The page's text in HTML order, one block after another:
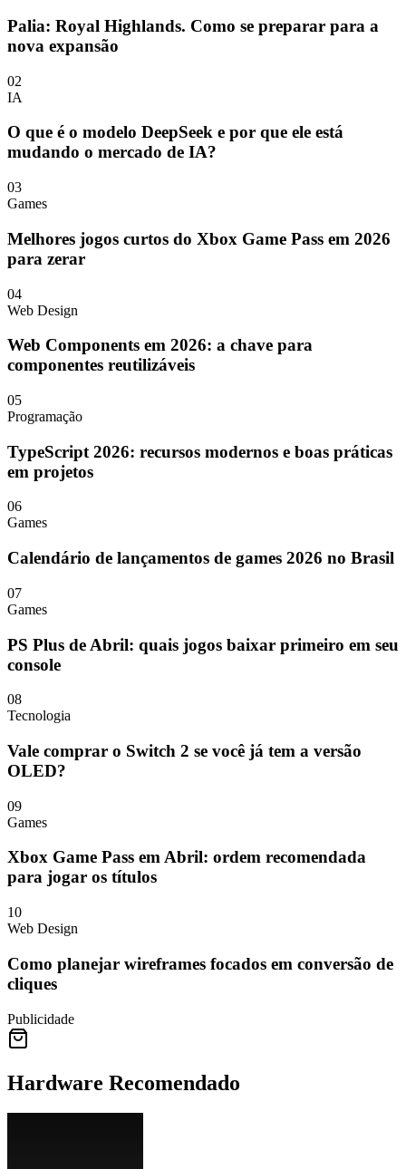
Palia: Royal Highlands. Como se preparar para a
nova expansão
02
IA
O que é o modelo DeepSeek e por que ele está
mudando o mercado de IA?
03
Games
Melhores jogos curtos do Xbox Game Pass em 2026
para zerar
04
Web Design
Web Components em 2026: a chave para
componentes reutilizáveis
05
Programação
TypeScript 2026: recursos modernos e boas práticas
em projetos
06
Games
Calendário de lançamentos de games 2026 no Brasil
07
Games
PS Plus de Abril: quais jogos baixar primeiro em seu
console
08
Tecnologia
Vale comprar o Switch 2 se você já tem a versão
OLED?
09
Games
Xbox Game Pass em Abril: ordem recomendada
para jogar os títulos
10
Web Design
Como planejar wireframes focados em conversão de
cliques
Publicidade
Hardware Recomendado